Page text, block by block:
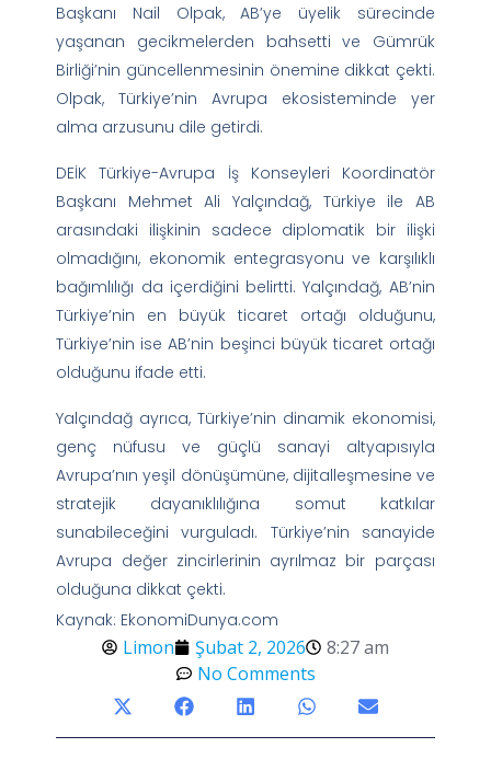
Başkanı Nail Olpak, AB’ye üyelik sürecinde
yaşanan gecikmelerden bahsetti ve Gümrük
Birliği’nin güncellenmesinin önemine dikkat çekti.
Olpak, Türkiye’nin Avrupa ekosisteminde yer
alma arzusunu dile getirdi.
DEİK Türkiye-Avrupa İş Konseyleri Koordinatör
Başkanı Mehmet Ali Yalçındağ, Türkiye ile AB
arasındaki ilişkinin sadece diplomatik bir ilişki
olmadığını, ekonomik entegrasyonu ve karşılıklı
bağımlılığı da içerdiğini belirtti. Yalçındağ, AB’nin
Türkiye’nin en büyük ticaret ortağı olduğunu,
Türkiye’nin ise AB’nin beşinci büyük ticaret ortağı
olduğunu ifade etti.
Yalçındağ ayrıca, Türkiye’nin dinamik ekonomisi,
genç nüfusu ve güçlü sanayi altyapısıyla
Avrupa’nın yeşil dönüşümüne, dijitalleşmesine ve
stratejik dayanıklılığına somut katkılar
sunabileceğini vurguladı. Türkiye’nin sanayide
Avrupa değer zincirlerinin ayrılmaz bir parçası
olduğuna dikkat çekti.
Kaynak: EkonomiDunya.com
Limon Şubat 2, 2026
8:27 am
No Comments